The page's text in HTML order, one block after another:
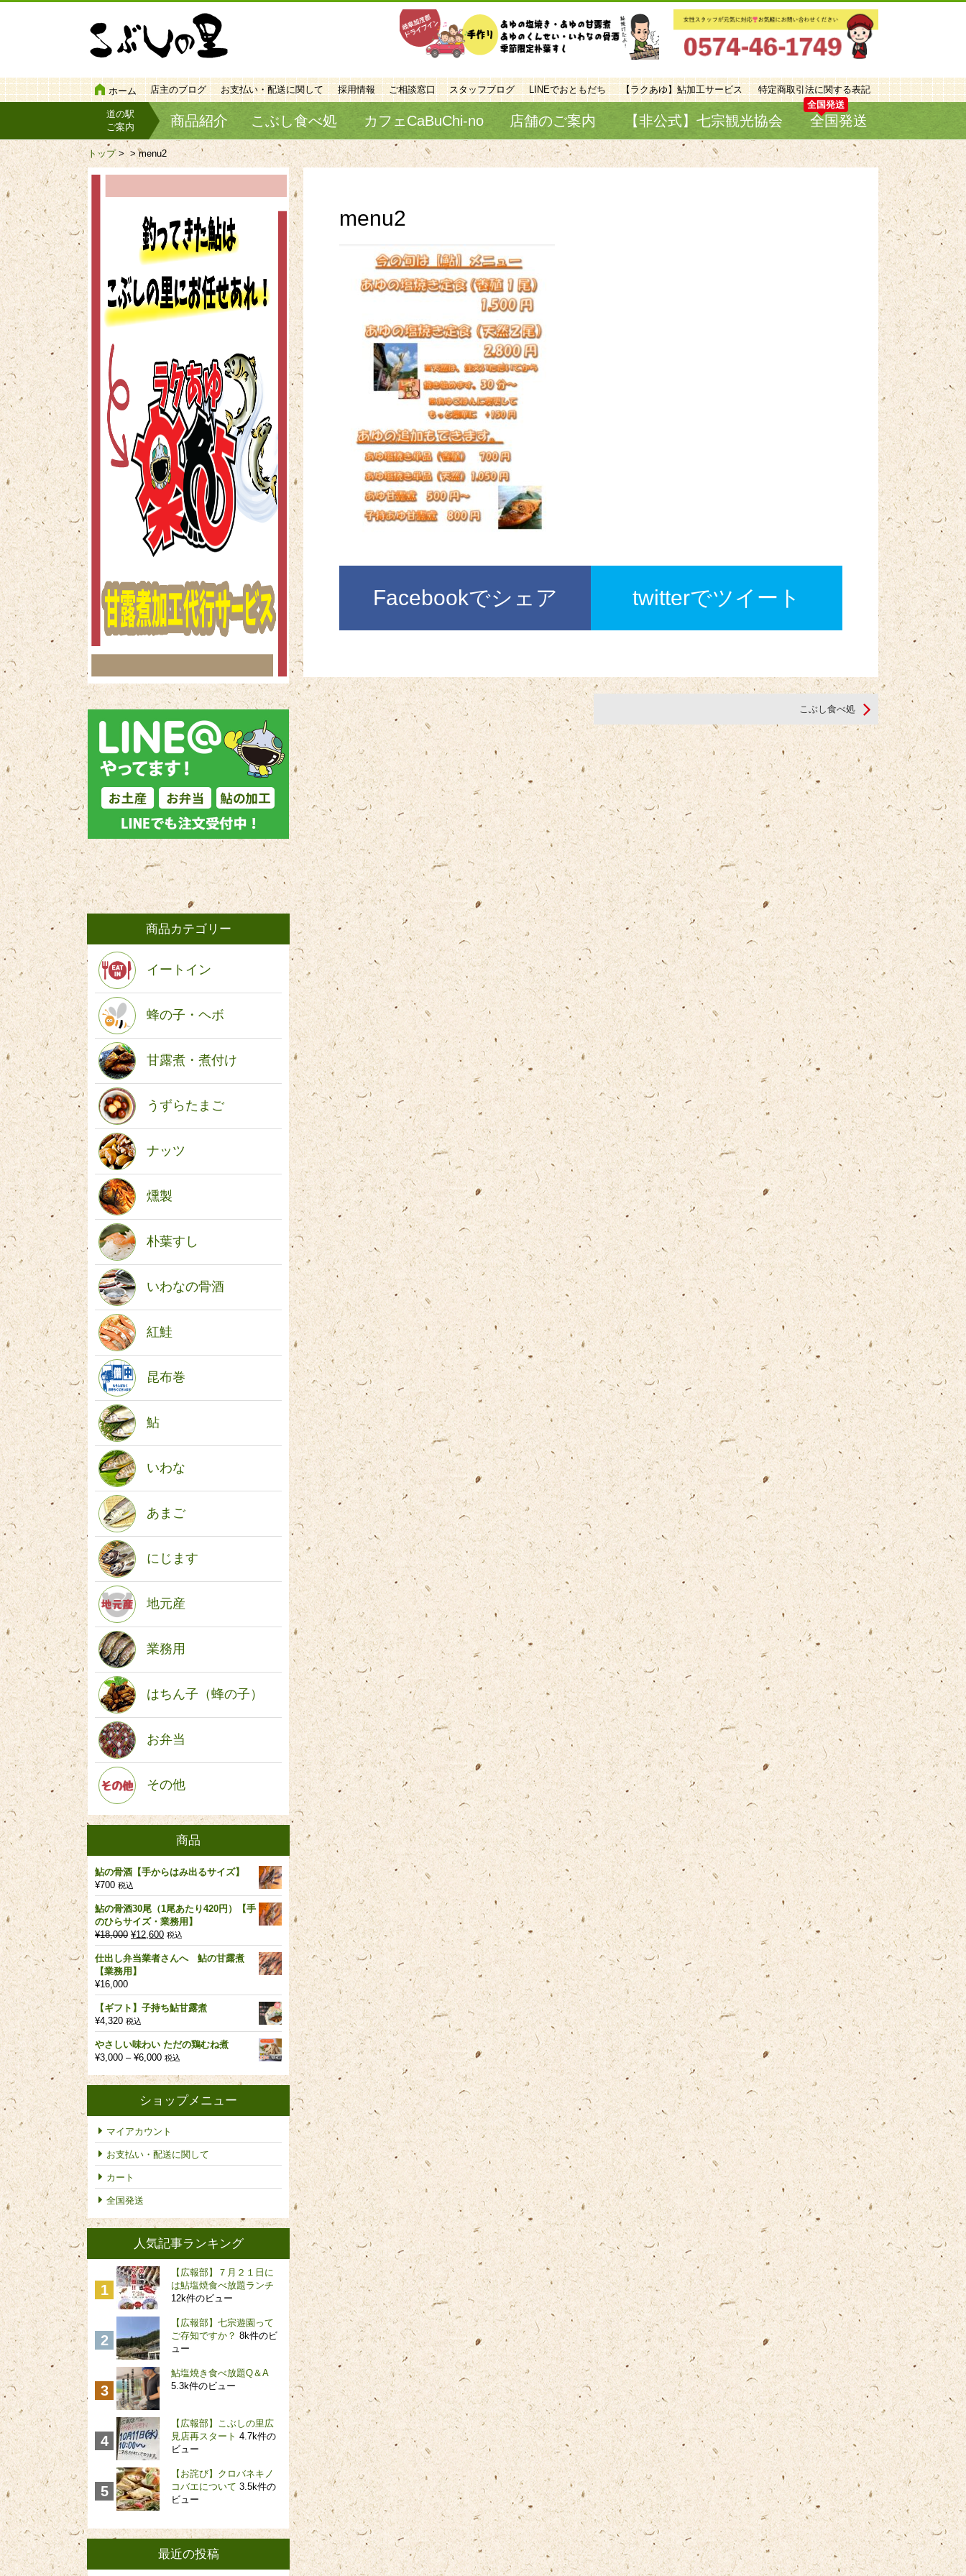
ホーム 店主のブログ お支払い・配送に関して 採用情報 ご相談窓口 スタッフブログ LINEでおともだち 【ラクあゆ】鮎加工サービス 特定商取引法に関する表記
道の駅
ご案内
商品紹介 こぶし食べ処 カフェCaBuChi-no 店舗のご案内 【非公式】七宗観光協会 全国発送
トップ>> menu2
menu2
Facebookでシェア twitterでツイート
こぶし食べ処
商品カテゴリー
イートイン
蜂の子・ヘボ
甘露煮・煮付け
うずらたまご
ナッツ
燻製
朴葉すし
いわなの骨酒
紅鮭
昆布巻
鮎
いわな
あまご
にじます
地元産
業務用
はちん子（蜂の子）
お弁当
その他
商品
鮎の骨酒【手からはみ出るサイズ】
¥700 税込
鮎の骨酒30尾（1尾あたり420円）【手
のひらサイズ・業務用】
¥18,000 元
の
価
格
¥18,000
で
し
た。
¥12,600現
在
の
は
¥12,600
税込
仕出し弁当業者さんへ 鮎の甘露煮
【業務用】
¥16,000
【ギフト】子持ち鮎甘露煮
¥4,320 税込
やさしい味わい ただの鶏むね煮
¥3,000 – ¥6,000価
帯:
¥3,000
税込
ショップメニュー
マイアカウント
お支払い・配送に関して
カート
全国発送
人気記事ランキング
【広報部】７月２１日に
は鮎塩焼食べ放題ランチ
12k件のビュー
【広報部】七宗遊園って
ご存知ですか？ 8k件のビ
ュー
鮎塩焼き食べ放題Q＆A
5.3k件のビュー
【広報部】こぶしの里広
見店再スタート 4.7k件の
ビュー
【お詫び】クロバネキノ
コバエについて 3.5k件の
ビュー
最近の投稿